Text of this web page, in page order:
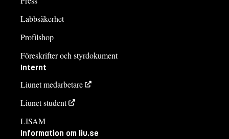
Labbsäkerhet
Profilshop
Föreskrifter och styrdokument
Internt
Liunet medarbetare
Liunet student
LISAM
Information om liu.se